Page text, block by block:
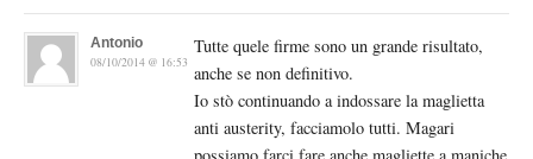
Antonio
08/10/2014 @ 16:53
Tutte quele firme sono un grande risultato,
anche se non definitivo.
Io stò continuando a indossare la maglietta
anti austerity, facciamolo tutti. Magari